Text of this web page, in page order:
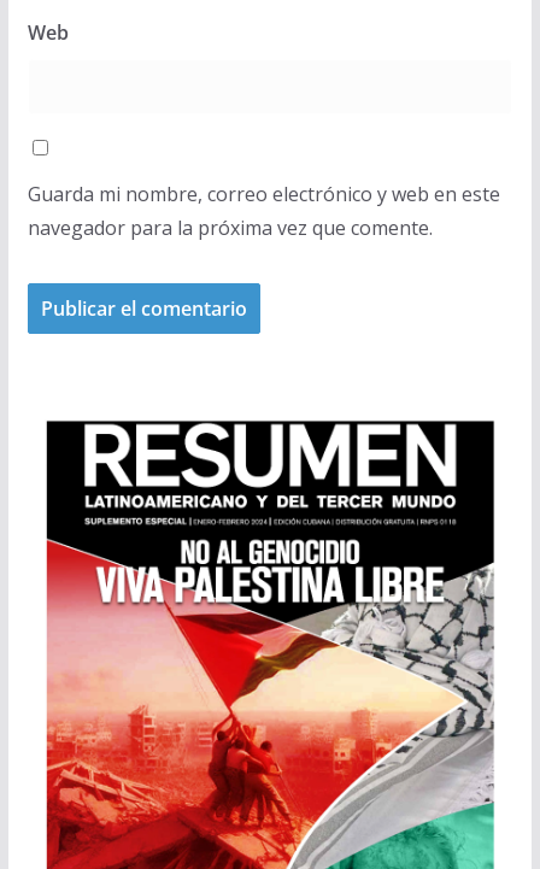
Web
Guarda mi nombre, correo electrónico y web en este
navegador para la próxima vez que comente.